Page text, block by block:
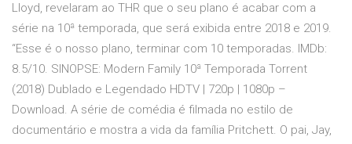
Lloyd, revelaram ao THR que o seu plano é acabar com a
série na 10ª temporada, que será exibida entre 2018 e 2019.
“Esse é o nosso plano, terminar com 10 temporadas. IMDb:
8.5/10. SINOPSE: Modern Family 10ª Temporada Torrent
(2018) Dublado e Legendado HDTV | 720p | 1080p –
Download. A série de comédia é filmada no estilo de
documentário e mostra a vida da família Pritchett. O pai, Jay,